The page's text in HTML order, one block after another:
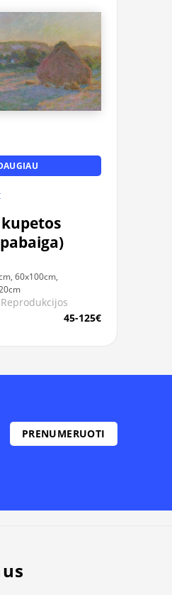
60x100cm,
45-125€